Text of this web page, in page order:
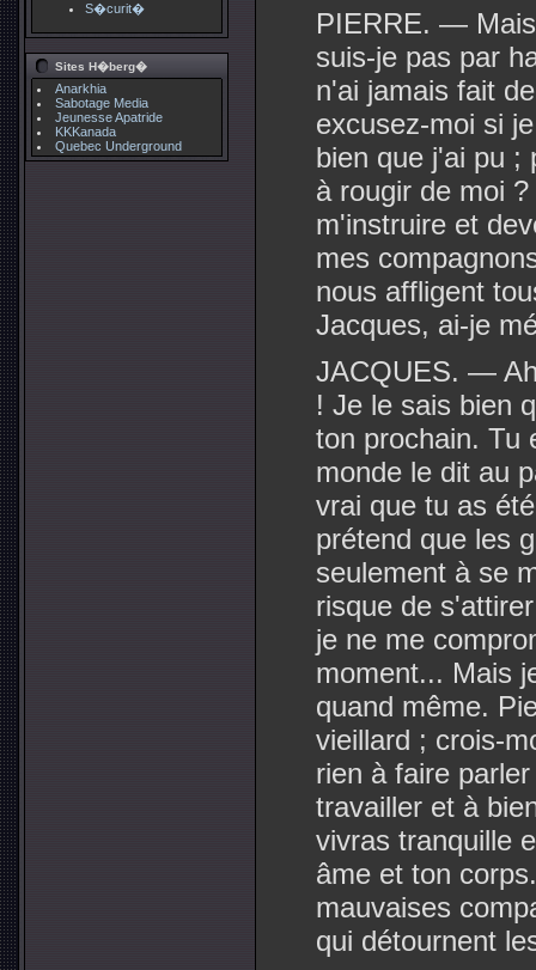
S�curit�
Sites H�berg�
Anarkhia
Sabotage Media
Jeunesse Apatride
KKKanada
Quebec Underground
PIERRE. —
suis-je pas par
n'ai jamais fait
excusez-moi si
bien que j'ai pu ;
à rougir de moi
m'instruire et
mes
nous affligent
Jacques, ai-je
JACQUES. —
! Je le sais bien
ton prochain. Tu
monde le dit au
vrai que tu as
prétend que les
seulement à se
risque de
je ne me
moment... Mais
quand même.
vieillard ; crois-
rien à faire
travailler et à
vivras tranquille
âme et ton
mauvaises
qui détournent